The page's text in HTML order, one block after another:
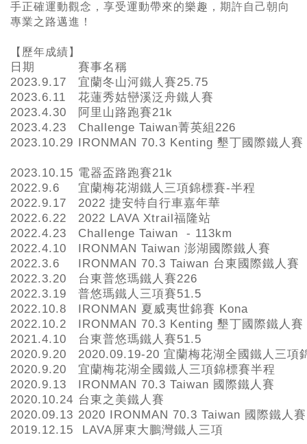
手正確運動觀念，享受運動帶來的樂趣，期許自己朝向
專業之路邁進！
【歷年成績】
日期
賽事名稱
2023.9.17
宜蘭冬山河鐵人賽25.75
2023.6.11
花蓮秀姑巒溪泛舟鐵人賽
2023.4.30
阿里山路跑賽21k
2023.4.23
Challenge Taiwan菁英組226
2023.10.29
IRONMAN 70.3 Kenting 墾丁國際鐵人賽
2023.10.15 電器盃路跑賽21k
2022.9.6
宜蘭梅花湖鐵人三項錦標賽-半程
2022.9.17
2022 捷安特自行車嘉年華
2022.6.22
2022 LAVA Xtrail福隆站
2022.4.23
Challenge Taiwan - 113km
2022.4.10
IRONMAN Taiwan 澎湖國際鐵人賽
2022.3.6
IRONMAN 70.3 Taiwan 台東國際鐵人賽
2022.3.20
台東普悠瑪鐵人賽226
2022.3.19
普悠瑪鐵人三項賽51.5
2022.10.8
IRONMAN 夏威夷世錦賽 Kona
2022.10.2
IRONMAN 70.3 Kenting 墾丁國際鐵人賽
2021.4.10
台東普悠瑪鐵人賽51.5
2020.9.20
2020.09.19-20 宜蘭梅花湖全國鐵人三項
2020.9.20
宜蘭梅花湖全國鐵人三項錦標賽半程
2020.9.13
IRONMAN 70.3 Taiwan 國際鐵人賽
2020.10.24 台東之美鐵人賽
2020.09.13 2020 IRONMAN 70.3 Taiwan 國際鐵人賽
2019.12.15
LAVA屏東大鵬灣鐵人三項